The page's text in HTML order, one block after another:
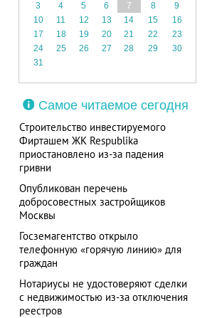
3
4 5 6 7 8
9
10
11 12 13 14 15
16
17
18 19 20 21 22
23
24
25 26 27 28 29
30
31
Самое читаемое сегодня
Строительство инвестируемого
Фирташем ЖК Respublika
приостановлено из-за падения
гривни
Опубликован перечень
добросовестных застройщиков
Москвы
Госземагентство открыло
телефонную «горячую линию» для
граждан
Нотариусы не удостоверяют сделки
с недвижимостью из-за отключения
реестров